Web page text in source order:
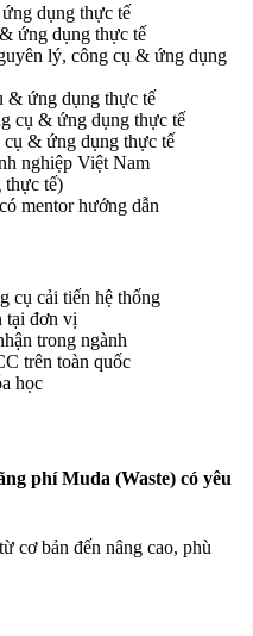
dụng thực tế
ứng dụng thực tế
lý, công cụ & ứng dụng
& ứng dụng thực tế
cụ & ứng dụng thực tế
& ứng dụng thực tế
nghiệp Việt Nam
thực tế)
mentor hướng dẫn
cụ cải tiến hệ thống
tại đơn vị
trong ngành
trên toàn quốc
học
phí Muda (Waste) có yêu
cơ bản đến nâng cao, phù